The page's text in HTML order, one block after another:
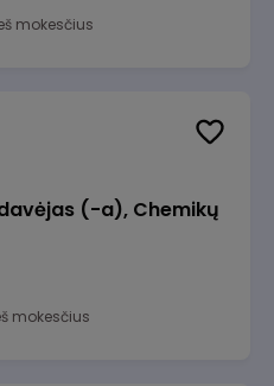
mokesčius
(-a), Chemikų
mokesčius